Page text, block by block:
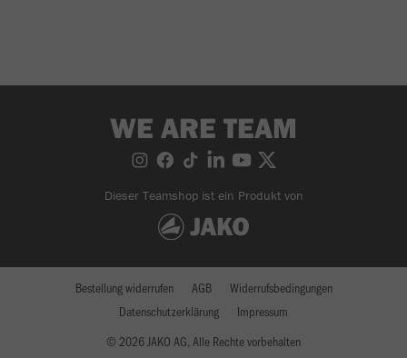
WE ARE TEAM
Dieser Teamshop ist ein Produkt von
© 2026 JAKO AG, Alle Rechte vorbehalten
Bestellung widerrufen AGB
Widerrufsbedingungen
Datenschutzerklärung
Impressum